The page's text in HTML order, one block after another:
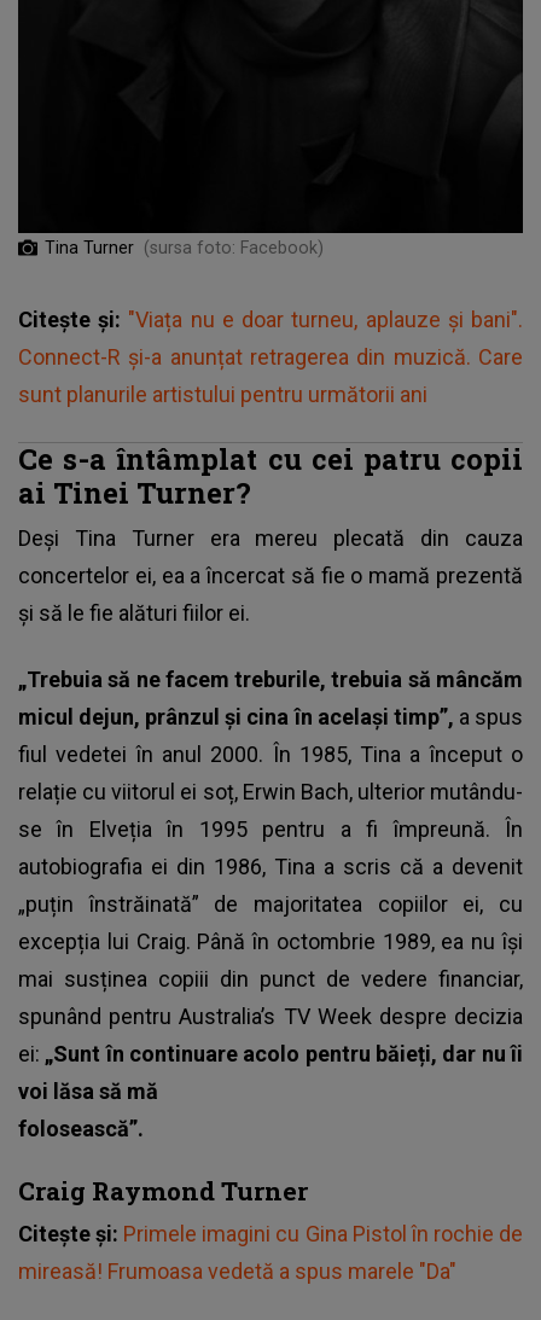
Tina Turner (sursa foto: Facebook)
Citește și: "Viața nu e doar turneu, aplauze și bani".
Connect-R și-a anunțat retragerea din muzică. Care
sunt planurile artistului pentru următorii ani
Ce s-a întâmplat cu cei patru copii
ai Tinei Turner?
Deși Tina Turner era mereu plecată din cauza
concertelor ei, ea a încercat să fie o mamă prezentă
și să le fie alături fiilor ei.
„Trebuia să ne facem treburile, trebuia să mâncăm
micul dejun, prânzul și cina în același timp”, a spus
fiul vedetei în anul 2000. În 1985, Tina a început o
relație cu viitorul ei soț, Erwin Bach, ulterior mutându-
se în Elveția în 1995 pentru a fi împreună. În
autobiografia ei din 1986, Tina a scris că a devenit
„puțin înstrăinată” de majoritatea copiilor ei, cu
excepția lui Craig. Până în octombrie 1989, ea nu își
mai susținea copiii din punct de vedere financiar,
spunând pentru Australia’s TV Week despre decizia
ei: „Sunt în continuare acolo pentru băieți, dar nu îi
voi lăsa să mă
folosească”.
Craig Raymond Turner
Citește și: Primele imagini cu Gina Pistol în rochie de
mireasă! Frumoasa vedetă a spus marele "Da"